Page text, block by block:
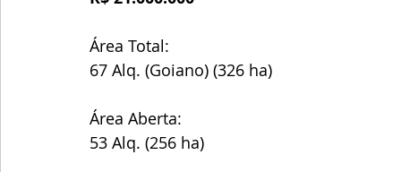
Área Total:
67 Alq. (Goiano) (326 ha)
Área Aberta:
53 Alq. (256 ha)